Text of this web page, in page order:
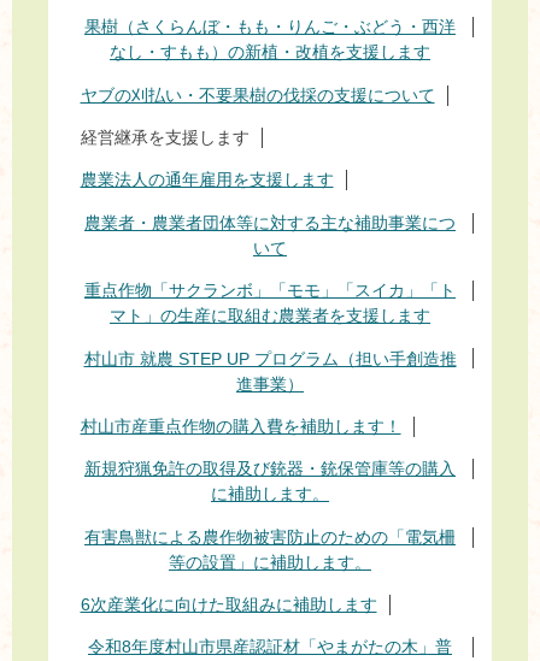
果樹（さくらんぼ・もも・りんご・ぶどう・西洋
なし・すもも）の新植・改植を支援します
ヤブの刈払い・不要果樹の伐採の支援について
経営継承を支援します
農業法人の通年雇用を支援します
農業者・農業者団体等に対する主な補助事業につ
いて
重点作物「サクランボ」「モモ」「スイカ」「ト
マト」の生産に取組む農業者を支援します
村山市 就農 STEP UP プログラム（担い手創造推
進事業）
村山市産重点作物の購入費を補助します！
新規狩猟免許の取得及び銃器・銃保管庫等の購入
に補助します。
有害鳥獣による農作物被害防止のための「電気柵
等の設置」に補助します。
6次産業化に向けた取組みに補助します
令和8年度村山市県産認証材「やまがたの木」普